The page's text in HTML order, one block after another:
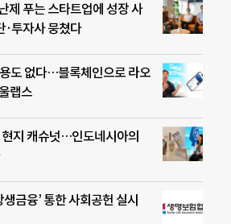
제 푸는 스타트업에 성장 사
투자사 뭉쳤다
도 없다…블록체인으로 라오
랩스
지 캐슈넛…인도네시아의
금융’ 통한 사회공헌 실시